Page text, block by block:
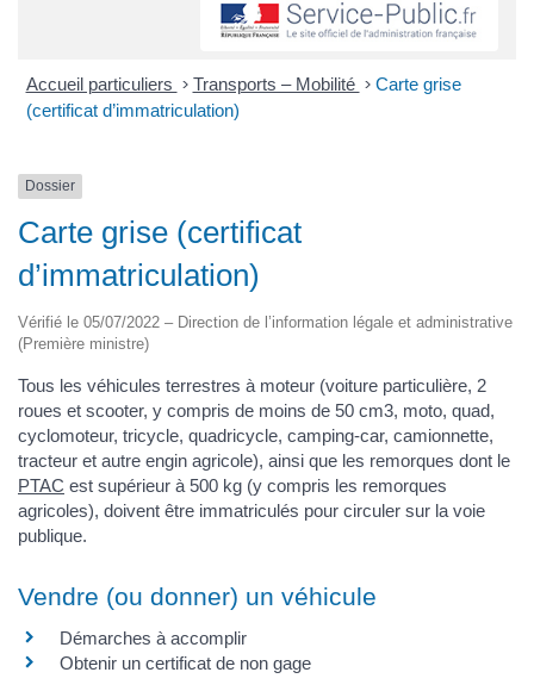
Accueil particuliers > Transports – Mobilité > Carte grise
(certificat d’immatriculation)
Dossier
Carte grise (certificat
d’immatriculation)
Vérifié le 05/07/2022 – Direction de l’information légale et administrative
(Première ministre)
Tous les véhicules terrestres à moteur (voiture particulière, 2
roues et scooter, y compris de moins de 50 cm3, moto, quad,
cyclomoteur, tricycle, quadricycle, camping-car, camionnette,
tracteur et autre engin agricole), ainsi que les remorques dont le
PTAC est supérieur à 500 kg (y compris les remorques
agricoles), doivent être immatriculés pour circuler sur la voie
publique.
Vendre (ou donner) un véhicule
Démarches à accomplir
Obtenir un certificat de non gage